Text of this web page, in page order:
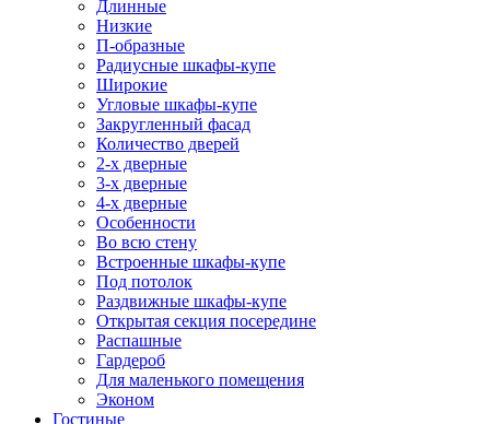
Длинные
Низкие
П-образные
Радиусные шкафы-купе
Широкие
Угловые шкафы-купе
Закругленный фасад
Количество дверей
2-х дверные
3-х дверные
4-х дверные
Особенности
Во всю стену
Встроенные шкафы-купе
Под потолок
Раздвижные шкафы-купе
Открытая секция посередине
Распашные
Гардероб
Для маленького помещения
Эконом
Гостиные